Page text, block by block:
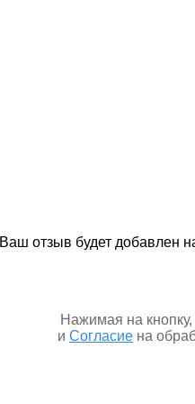
Ваш отзыв будет добавлен
Нажимая на
и Согласие на